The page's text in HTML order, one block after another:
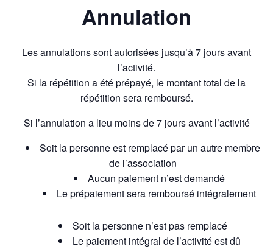
Annulation
Les annulations sont autorisées jusqu’à 7 jours avant
l’activité.
Si la répétition a été prépayé, le montant total de la
répétition sera remboursé.
Si l’annulation a lieu moins de 7 jours avant l’activité
Soit la personne est remplacé par un autre membre
de l’association
Aucun paiement n’est demandé
Le prépaiement sera remboursé intégralement
Soit la personne n’est pas remplacé
Le paiement intégral de l’activité est dû